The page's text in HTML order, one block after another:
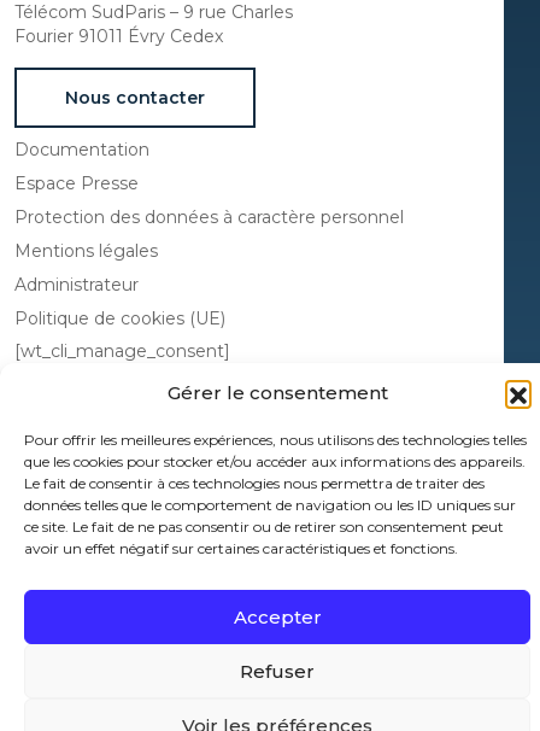
Gérer le consentement
Pour offrir les meilleures expériences, nous utilisons des technologies telles
que les cookies pour stocker et/ou accéder aux informations des appareils.
Le fait de consentir à ces technologies nous permettra de traiter des
données telles que le comportement de navigation ou les ID uniques sur
ce site. Le fait de ne pas consentir ou de retirer son consentement peut
avoir un effet négatif sur certaines caractéristiques et fonctions.
Accepter
Refuser
Voir les préférences
Télécom SudParis – 9 rue Charles
Fourier 91011 Évry Cedex
Nous contacter
Documentation
Espace Presse
Protection des données à caractère personnel
Mentions légales
Administrateur
Politique de cookies (UE)
[wt_cli_manage_consent]